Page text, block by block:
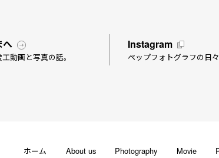
へ
動画と写真の話。
Instagram
ペップフォトグラフの日
ホーム About us Photography Movie